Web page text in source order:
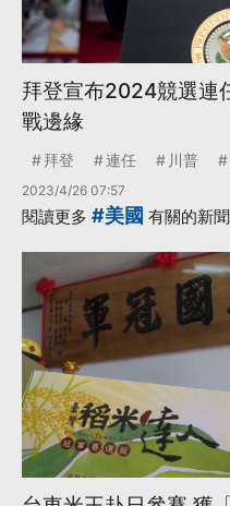
拜登宣布2024競選連
戰邊緣
拜登 連任 川普
2023/4/26 07:57
閱讀更多 #美國 有關的新聞